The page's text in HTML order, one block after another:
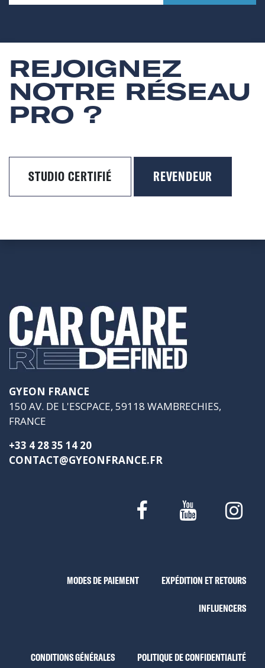
REJOIGNEZ
NOTRE RÉSEAU
PRO ?
STUDIO CERTIFIÉ REVENDEUR
GYEON FRANCE
150 AV. DE L'ESCPACE, 59118 WAMBRECHIES,
FRANCE
+33 4 28 35 14 20
CONTACT@GYEONFRANCE.FR
MODES DE PAIEMENT EXPÉDITION ET RETOURS
INFLUENCERS
CONDITIONS GÉNÉRALES POLITIQUE DE CONFIDENTIALITÉ